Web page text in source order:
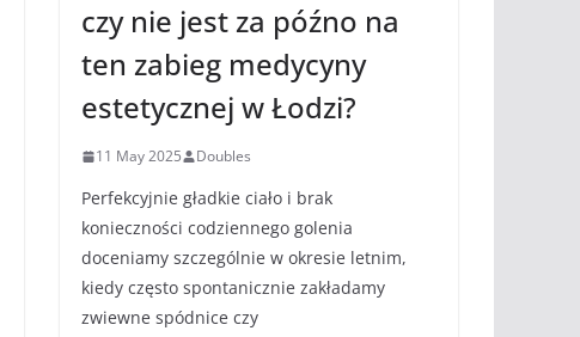
czy nie jest za późno na
ten zabieg medycyny
estetycznej w Łodzi?
11 May 2025 Doubles
Perfekcyjnie gładkie ciało i brak
konieczności codziennego golenia
doceniamy szczególnie w okresie letnim,
kiedy często spontanicznie zakładamy
zwiewne spódnice czy